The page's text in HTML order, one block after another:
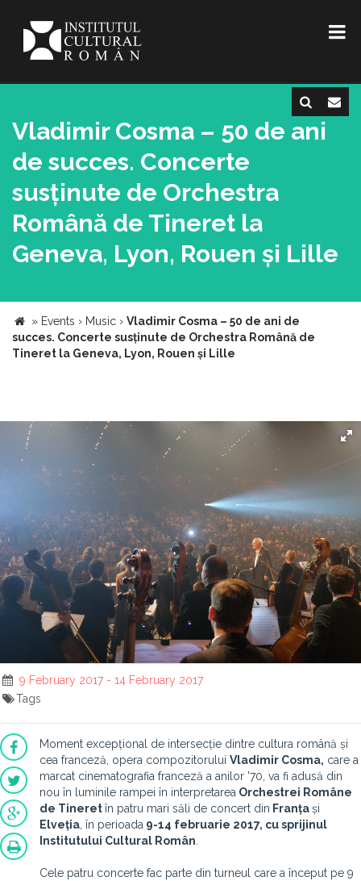
Vladimir Cosma – 50 de ani
de succes. Concerte
susținute de Orchestra
Română de Tineret la
Geneva, Lyon, Rouen și Lille
» Events › Music › Vladimir Cosma – 50 de ani de
succes. Concerte susținute de Orchestra Română de
Tineret la Geneva, Lyon, Rouen și Lille
9 February 2017 - 14 February 2017
Tags
Moment excepțional de intersecție dintre cultura română și
cea franceză, opera compozitorului Vladimir Cosma, care a
marcat cinematografia franceză a anilor '70, va fi adusă din
nou în luminile rampei în interpretarea Orchestrei Române
de Tineretîn patru mari săli de concert din Franțași
Elveția , în perioada 9-14 februarie 2017, cu sprijinul
Institutului Cultural Român
Cele patru concerte fac parte din turneul care a început pe 9